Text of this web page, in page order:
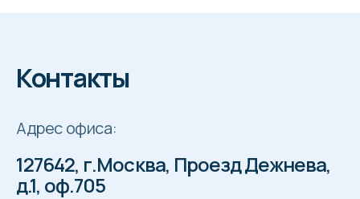
Контакты
Адрес офиса:
127642, г.Москва, Проезд Дежнева,
д.1, оф.705